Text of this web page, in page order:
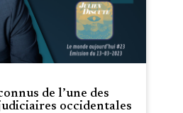
de l’une des
occidentales